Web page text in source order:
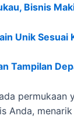
Bisnis
Unik Sesuai
Tampilan
permukaan
Anda,